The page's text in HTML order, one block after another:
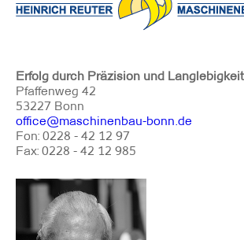
Erfolg durch Präzision und Langlebigkeit
Pfaffenweg 42
53227 Bonn
office@maschinenbau-bonn.de
Fon: 0228 - 42 12 97
Fax: 0228 - 42 12 985